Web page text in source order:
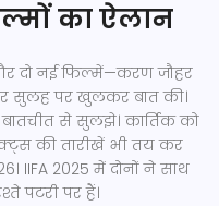
का ऐलान
दो नई फिल्में—करण जौहर
सुलह पर खुलकर बात की।
से सुलझे। कार्तिक को
की तारीखें भी तय कर
IIFA 2025 में दोनों ने साथ
पटरी पर हैं।